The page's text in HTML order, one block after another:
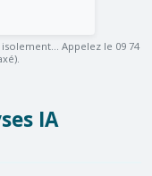
Appelez le 09 74
IA